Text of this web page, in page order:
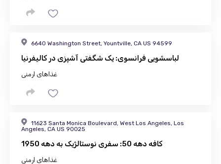
6640 Washington Street, Yountville, CA US 94599
لباسشویی فرانسوی: یک شگفتی آشپزی در کالیفرنیا
غذاهای ارمنی
11623 Santa Monica Boulevard, West Los Angeles, Los
Angeles, CA US 90025
کافه دهه 50: سفری نوستالژیک به دهه 1950
غذاهای ارمنی